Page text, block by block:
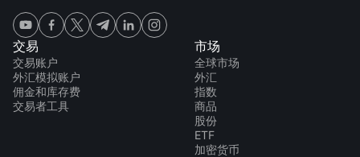
交易
交易账户
外汇模拟账户
佣金和库存费
交易者工具
市场
全球市场
外汇
指数
商品
股份
ETF
加密货币